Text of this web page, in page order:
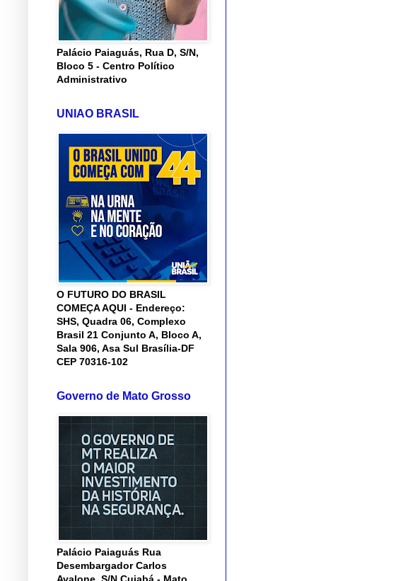
Palácio Paiaguás, Rua D, S/N,
Bloco 5 - Centro Político
Administrativo
UNIAO BRASIL
O FUTURO DO BRASIL
COMEÇA AQUI - Endereço:
SHS, Quadra 06, Complexo
Brasil 21 Conjunto A, Bloco A,
Sala 906, Asa Sul Brasília-DF
CEP 70316-102
Governo de Mato Grosso
Palácio Paiaguás Rua
Desembargador Carlos
Avalone, S/N Cuiabá - Mato